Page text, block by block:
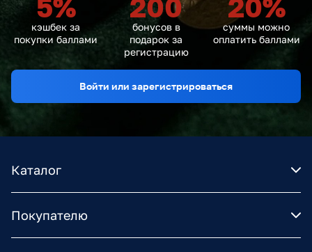
5%
кэшбек за
покупки баллами
200
бонусов в
подарок за
регистрацию
20%
суммы можно
оплатить баллами
Войти или зарегистрироваться
Каталог
Покупателю